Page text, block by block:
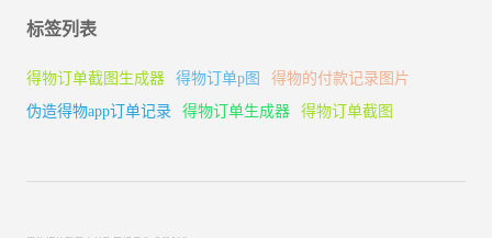
标签列表
得物订单截图生成器 得物订单p图
得物的付款记录图片
伪造得物app订单记录
得物订单生成器 得物订单截图